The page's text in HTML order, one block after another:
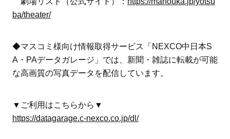
ba/theater/
◆マスコミ様向け情報取得サービス「NEXCO中日本S
A・PAデータガレージ」では、新聞・雑誌に転載が可能
な高画質の写真データを配信しています。
▼ご利用はこちらから▼
https://datagarage.c-nexco.co.jp/dl/